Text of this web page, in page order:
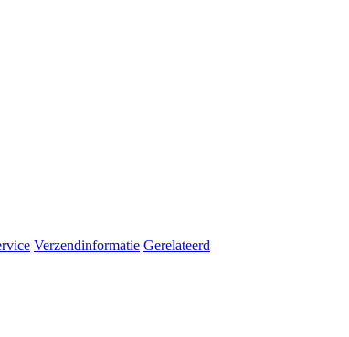
Verzendinformatie Gerelateerd